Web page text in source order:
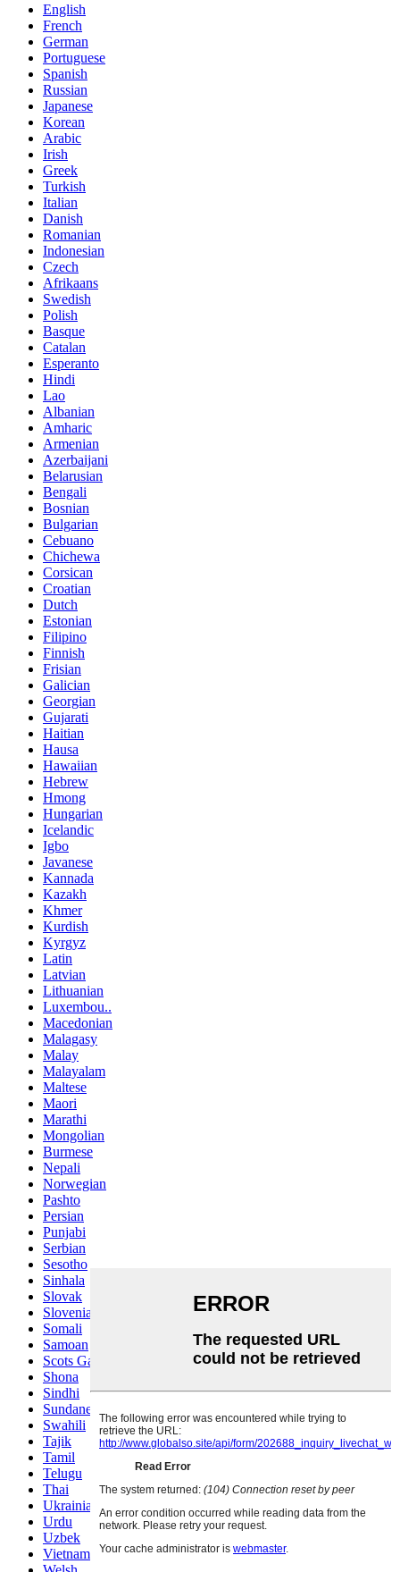
English
French
German
Portuguese
Spanish
Russian
Japanese
Korean
Arabic
Irish
Greek
Turkish
Italian
Danish
Romanian
Indonesian
Czech
Afrikaans
Swedish
Polish
Basque
Catalan
Esperanto
Hindi
Lao
Albanian
Amharic
Armenian
Azerbaijani
Belarusian
Bengali
Bosnian
Bulgarian
Cebuano
Chichewa
Corsican
Croatian
Dutch
Estonian
Filipino
Finnish
Frisian
Galician
Georgian
Gujarati
Haitian
Hausa
Hawaiian
Hebrew
Hmong
Hungarian
Icelandic
Igbo
Javanese
Kannada
Kazakh
Khmer
Kurdish
Kyrgyz
Latin
Latvian
Lithuanian
Luxembou..
Macedonian
Malagasy
Malay
Malayalam
Maltese
Maori
Marathi
Mongolian
Burmese
Nepali
Norwegian
Pashto
Persian
Punjabi
Serbian
Sesotho
Sinhala
Slovak
Slovenian
Somali
Samoan
Scots Gaelic
Shona
Sindhi
Sundanese
Swahili
Tajik
Tamil
Telugu
Thai
Ukrainian
Urdu
Uzbek
Vietnamese